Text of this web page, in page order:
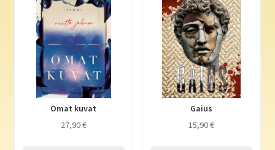
Omat kuvat
27,90€
Gaius
15,90€